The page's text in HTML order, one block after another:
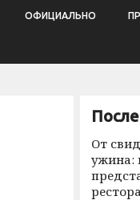
ОФИЦИАЛЬНО
От
ужина: